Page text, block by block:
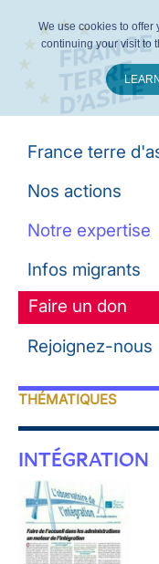
France terre
Nos actions
Notre expertise
Infos migrants
Faire un don
Rejoignez-nous
THÉMATIQUES
INTÉGRATION
We use cookies to offer
continuing your visit to